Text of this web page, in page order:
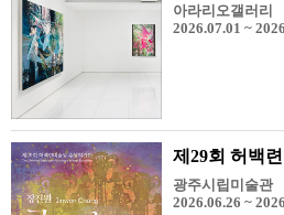
아라리오갤러리
2026.07.01 ~
광주시립미술관
2026.06.26 ~